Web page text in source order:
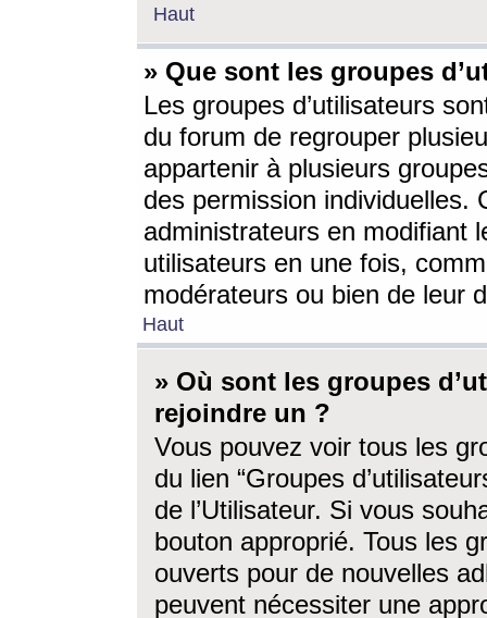
Haut
» Que sont les groupes
Les groupes d’utilisateurs
du forum de regrouper
appartenir à plusieurs
des permission individuelles.
administrateurs en modifiant
utilisateurs en une fois,
modérateurs ou bien de leur
Haut
» Où sont les groupes
rejoindre un ?
Vous pouvez voir tous les
du lien “Groupes
de l’Utilisateur. Si vous
bouton approprié. Tous les
ouverts pour de nouvelles
peuvent nécessiter une